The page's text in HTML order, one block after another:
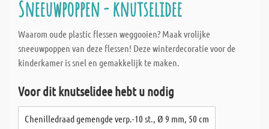
Sneeuwpoppen - knutselidee
Waarom oude plastic flessen weggooien? Maak vrolijke
sneeuwpoppen van deze flessen! Deze winterdecoratie voor de
kinderkamer is snel en gemakkelijk te maken.
Voor dit knutselidee hebt u nodig
Chenilledraad gemengde verp.-10 st., Ø 9 mm, 50 cm